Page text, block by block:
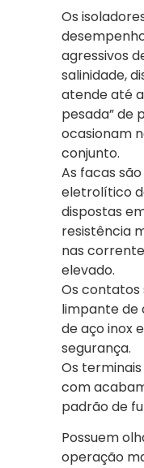
Os
agressivos
salinidade,
atende até a
pesada” de
ocasionam
conjunto.
As facas
eletrolítico
dispostas
resistência
nas
elevado.
Os contatos
limpante de
de aço inox
segurança.
Os
com
padrão de
Possuem
operação